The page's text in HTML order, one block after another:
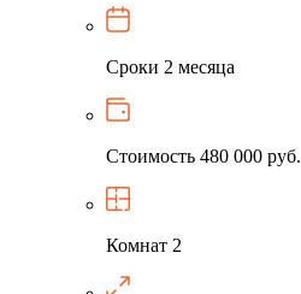
Сроки 2 месяца
Стоимость 480 000 руб.
Комнат 2